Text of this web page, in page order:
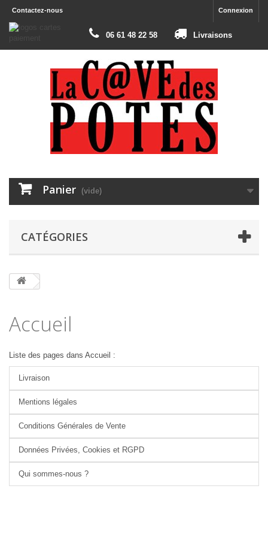
Connexion
Contactez-nous
06 61 48 22 58 Livraisons
Panier (vide)
CATÉGORIES
Accueil
Liste des pages dans Accueil :
Livraison
Mentions légales
Conditions Générales de Vente
Données Privées, Cookies et RGPD
Qui sommes-nous ?